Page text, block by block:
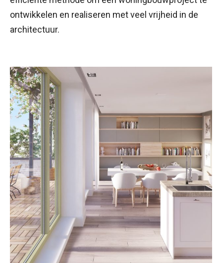
ontwikkelen en realiseren met veel vrijheid in de
architectuur.